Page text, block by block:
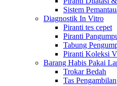
Sistem
Diagnostik In Vitro
Piranti tes cepet
Piranti
Tabung
Piranti Koleksi
Barang Habis Pakai
Trokar Bedah
Tas Pengambilan